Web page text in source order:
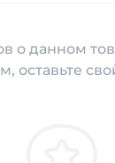
о данном
оставьте